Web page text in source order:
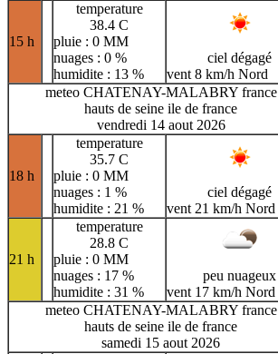
15 h
temperature
38.4 C
pluie : 0 MM
nuages : 0 %
humidite : 13 %
ciel dégagé
vent 8 km/h Nord
meteo CHATENAY-MALABRY france
hauts de seine ile de france
vendredi 14 aout 2026
18 h
temperature
35.7 C
pluie : 0 MM
nuages : 1 %
humidite : 21 %
ciel dégagé
vent 21 km/h Nord
21 h
temperature
28.8 C
pluie : 0 MM
nuages : 17 %
humidite : 31 %
peu nuageux
vent 17 km/h Nord
meteo CHATENAY-MALABRY france
hauts de seine ile de france
samedi 15 aout 2026